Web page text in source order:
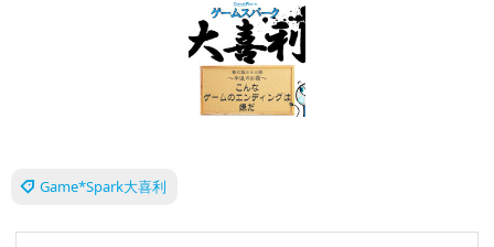
Game*Spark大喜利